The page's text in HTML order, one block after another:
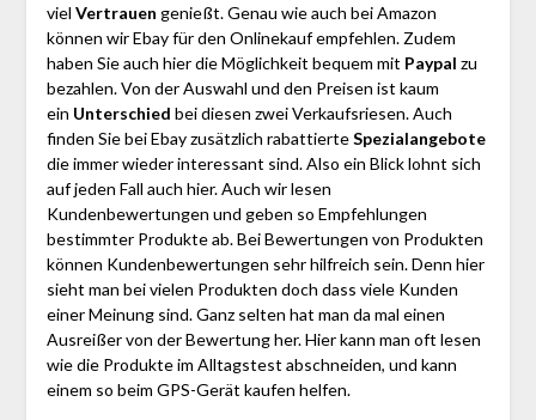
viel Vertrauen genießt. Genau wie auch bei Amazon
können wir Ebay für den Onlinekauf empfehlen. Zudem
haben Sie auch hier die Möglichkeit bequem mit Paypal zu
bezahlen. Von der Auswahl und den Preisen ist kaum
ein Unterschied bei diesen zwei Verkaufsriesen. Auch
finden Sie bei Ebay zusätzlich rabattierteSpezialangebote
die immer wieder interessant sind. Also ein Blick lohnt sich
auf jeden Fall auch hier. Auch wir lesen
Kundenbewertungen und geben so Empfehlungen
bestimmter Produkte ab. Bei Bewertungen von Produkten
können Kundenbewertungen sehr hilfreich sein. Denn hier
sieht man bei vielen Produkten doch dass viele Kunden
einer Meinung sind. Ganz selten hat man da mal einen
Ausreißer von der Bewertung her. Hier kann man oft lesen
wie die Produkte im Alltagstest abschneiden, und kann
einem so beim GPS-Gerät kaufen helfen.